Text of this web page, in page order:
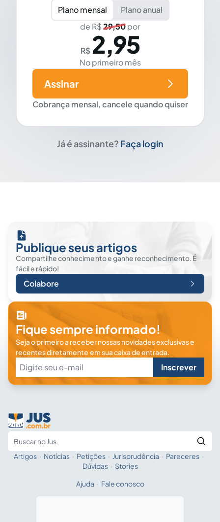
Plano mensal
Plano anual
de R$29,50por
R$ 2,95
No primeiro mês
Cobrança mensal, cancele quando quiser
Assinar
Já é assinante? Faça login
Publique seus artigos
Compartilhe conhecimento e ganhe reconhecimento. É
fácil e rápido!
Colabore
Fique sempre informado!
Seja o primeiro a receber nossas novidades exclusivas e
recentes diretamente em sua caixa de entrada.
Inscrever
Fale com a IA
Artigos · Notícias · Petições · Jurisprudência · Pareceres ·
Dúvidas · Stories
Ajuda · Fale conosco